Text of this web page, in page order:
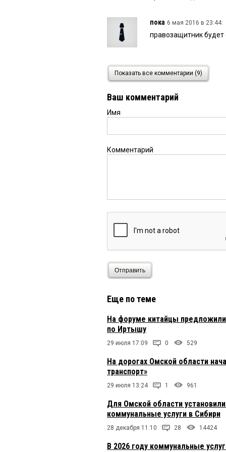
пока 6 мая 2016 в 23:44:
правозащитник будет
ваня 6 мая 2016 в 22:30:
А деньги где, Зин!?
проезд с другими
рублей, хотят
maslovv 6 мая 2016 в
А деньги где, Зин!?
проезд с другими
А еще пенсионер, да
некогда
Ролдугина?
Я тоже ЗА!
В Омском суде
Кузнецова — 100%!
Если Вам нужна
Показать все комментарии (9)
Ваш комментарий
Имя
Комментарий
Отправить
Еще по теме
На форуме китайцы
по Иртышу
29 июля 17:09 0 529
На дорогах Омской области
транспорт»
29 июля 13:24 1 961
Для Омской области
коммунальные услуги в Сибири
28 декабря 11:10 28 14424
В 2026 году коммунальные